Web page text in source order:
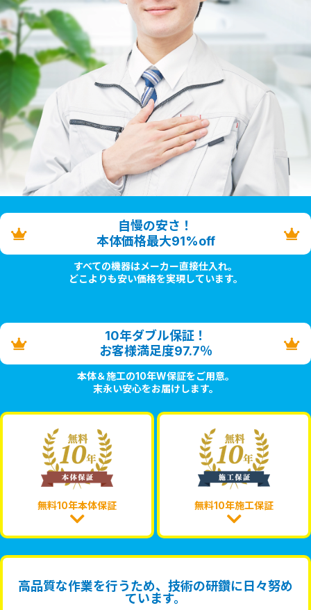
自慢の安さ！
本体価格最大91%off
すべての機器はメーカー直接仕入れ。
どこよりも安い価格を実現しています。
10年ダブル保証！
お客様満足度97.7％
本体＆施工の10年W保証をご用意。
末永い安心をお届けします。
無料10年本体保証 無料10年施工保証
高品質な作業を行うため、技術の研鑽に日々努め
ています。